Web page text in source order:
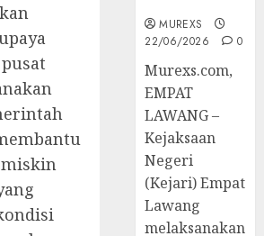
MUREXS
22/06/2026
0
‎Murexs.com,
EMPAT
LAWANG –
Kejaksaan
Negeri
(Kejari) Empat
Lawang
melaksanakan